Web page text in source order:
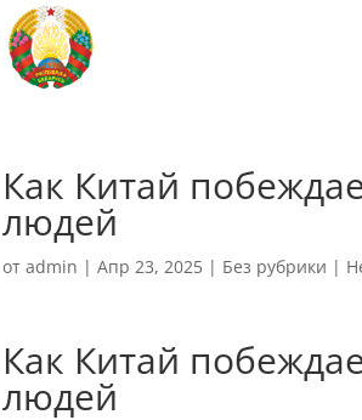
Как Китай
людей
отadmin |Апр 23, 2025 | Без рубрики |
Как Китай
людей